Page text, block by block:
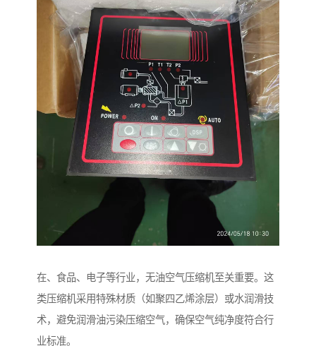
在、食品、电子等行业，无油空气压缩机至关重要。这
类压缩机采用特殊材质（如聚四乙烯涂层）或水润滑技
术，避免润滑油污染压缩空气，确保空气纯净度符合行
业标准。